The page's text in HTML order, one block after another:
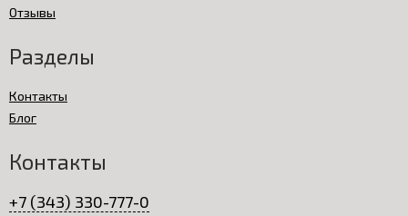
Отзывы
Разделы
Контакты
Блог
Контакты
+7 (343) 330-777-0